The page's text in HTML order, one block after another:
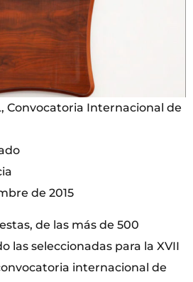
Convocatoria Internacional de
de 2015
de las más de 500
las seleccionadas para la XVII
internacional de